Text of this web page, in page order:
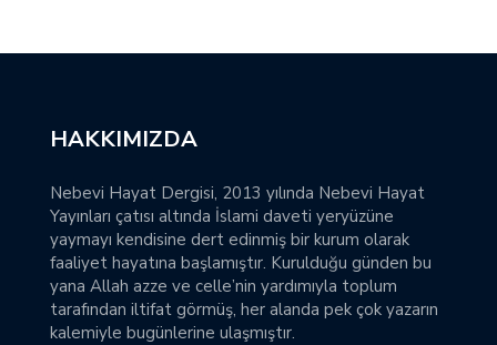
HAKKIMIZDA
Nebevi Hayat Dergisi, 2013 yılında Nebevi Hayat
Yayınları çatısı altında İslami daveti yeryüzüne
yaymayı kendisine dert edinmiş bir kurum olarak
faaliyet hayatına başlamıştır. Kurulduğu günden bu
yana Allah azze ve celle’nin yardımıyla toplum
tarafından iltifat görmüş, her alanda pek çok yazarın
kalemiyle bugünlerine ulaşmıştır.